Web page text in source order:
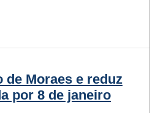
de Moraes e reduz
por 8 de janeiro